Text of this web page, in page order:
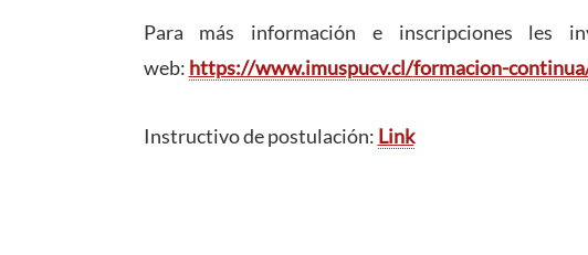
Para más información e inscripciones les
web: https://www.imuspucv.cl/formacion-
Instructivo de postulación: Link